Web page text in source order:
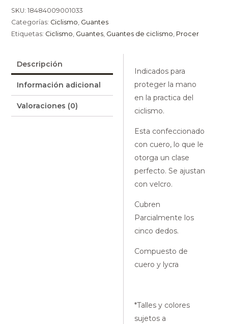
SKU: 18484009001033
Categorías: Ciclismo, Guantes
Etiquetas: Ciclismo, Guantes, Guantes de ciclismo, Procer
Descripción
Información adicional
Valoraciones (0)
Indicados para
proteger la mano
en la practica del
ciclismo.
Esta confeccionado
con cuero, lo que le
otorga un clase
perfecto. Se ajustan
con velcro.
Cubren
Parcialmente los
cinco dedos.
Compuesto de
cuero y lycra
*Talles y colores
sujetos a